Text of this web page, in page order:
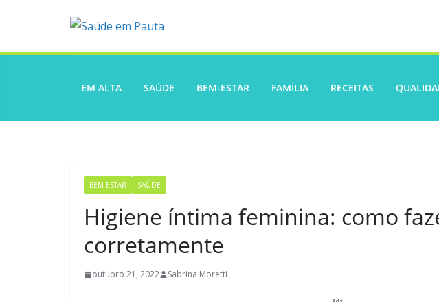
EM ALTA SAÚDE BEM-ESTAR FAMÍLIA RECEITAS
BEM-ESTAR SAÚDE
Higiene íntima feminina: como
corretamente
outubro 21, 2022 Sabrina Moretti